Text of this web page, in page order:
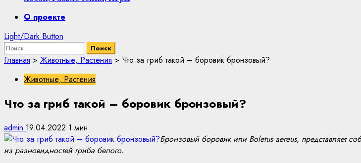
PrimaryО проекте
Light/Dark Button
Найти:
Главная > Животные, Растения > Что за гриб такой – боровик бронзовый?
Животные, Растения
Что за гриб такой – боровик бронзовый?
admin 19.04.2022 1 мин
Бронзовый боровик или Boletus aereus, представляет
из разновидностей гриба белого.